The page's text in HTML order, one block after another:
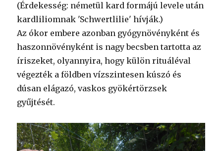
(Érdekesség: németül kard formájú levele után
kardliliomnak 'Schwertlilie' hívják.)
Az ókor embere azonban gyógynövényként és
haszonnövényként is nagy becsben tartotta az
íriszeket, olyannyira, hogy külön rituáléval
végezték a földben vízszintesen kúszó és
dúsan elágazó, vaskos gyökértörzsek
gyűjtését.